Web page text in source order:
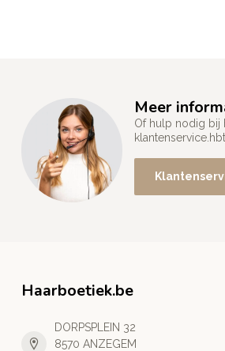
Meer
Of hulp nodig bij
Haarboetiek.be
DORPSPLEIN 32
8570 ANZEGEM